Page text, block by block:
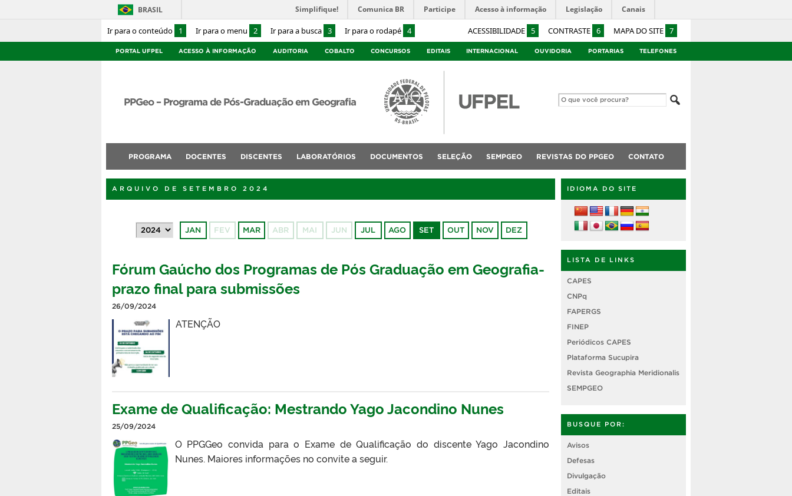
Ir para o conteúdo 1 Ir para o menu 2 Ir para a busca 3 Ir para o rodapé 4 ACESSIBILIDADE 5 CONTRASTE 6 MAPA DO SITE 7
BRASIL Simplifique! Comunica BR Participe Acesso à informação Legislação Canais
PORTAL UFPEL ACESSO À INFORMAÇÃO AUDITORIA COBALTO CONCURSOS EDITAIS INTERNACIONAL OUVIDORIA PORTARIAS TELEFONES
PPGeo – Programa de Pós-Graduação em Geografia
PROGRAMA DOCENTES DISCENTES LABORATÓRIOS DOCUMENTOS SELEÇÃO SEMPGEO REVISTAS DO PPGEO CONTATO
ARQUIVO DE SETEMBRO 2024
JAN FEV MAR ABR MAI JUN JUL AGO SET OUT NOV DEZ
Fórum Gaúcho dos Programas de Pós Graduação em Geografia-
prazo final para submissões
26/09/2024
ATENÇÃO
Exame de Qualificação: Mestrando Yago Jacondino Nunes
25/09/2024
O PPGGeo convida para o Exame de Qualificação do discente Yago Jacondino
Nunes. Maiores informações no convite a seguir.
IDIOMA DO SITE
LISTA DE LINKS
CAPES
CNPq
FAPERGS
FINEP
Periódicos CAPES
Plataforma Sucupira
Revista Geographia Meridionalis
SEMPGEO
BUSQUE POR:
Avisos
Defesas
Divulgação
Editais